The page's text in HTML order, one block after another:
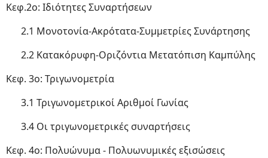
Κεφ.2ο: Ιδιότητες Συναρτήσεων
2.1 Μονοτονία-Ακρότατα-Συμμετρίες Συνάρτησης
2.2 Κατακόρυφη-Οριζόντια Μετατόπιση Καμπύλης
Κεφ. 3ο: Τριγωνομετρία
3.1 Τριγωνομετρικοί Αριθμοί Γωνίας
3.4 Οι τριγωνομετρικές συναρτήσεις
Κεφ. 4ο: Πολυώνυμα - Πολυωνυμικές εξισώσεις